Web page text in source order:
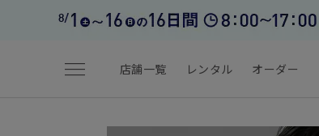
menu 店舗一覧 レンタル オーダー